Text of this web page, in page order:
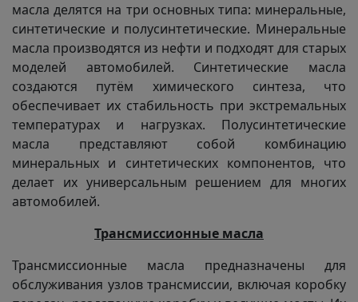
масла делятся на три основных типа: минеральные,
синтетические и полусинтетические. Минеральные
масла производятся из нефти и подходят для старых
моделей автомобилей. Синтетические масла
создаются путём химического синтеза, что
обеспечивает их стабильность при экстремальных
температурах и нагрузках. Полусинтетические
масла представляют собой комбинацию
минеральных и синтетических компонентов, что
делает их универсальным решением для многих
автомобилей.
Трансмиссионные масла
Трансмиссионные масла предназначены для
обслуживания узлов трансмиссии, включая коробку